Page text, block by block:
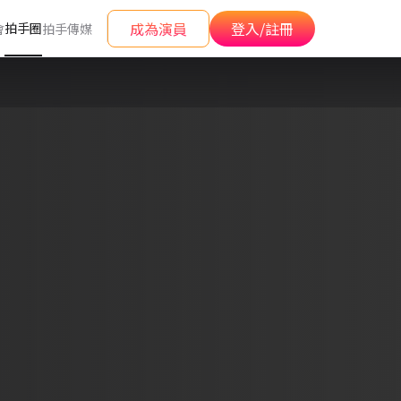
拍手圈拍手傳媒 成為演員 登入/註冊